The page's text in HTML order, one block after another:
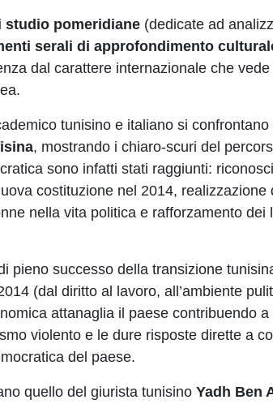
studio pomeridiane (dedicate ad
serali di approfondimento
dal carattere internazionale che
tunisino e italiano si confrontano
, mostrando i chiaro-scuri del
sono infatti stati raggiunti:
costituzione nel 2014, realizzazione
nella vita politica e rafforzamento dei
pieno successo della transizione
(dal diritto al lavoro, all’ambiente
attanaglia il paese contribuendo a
violento e le dure risposte dirette a
del paese.
quello del giurista tunisino Yadh Ben